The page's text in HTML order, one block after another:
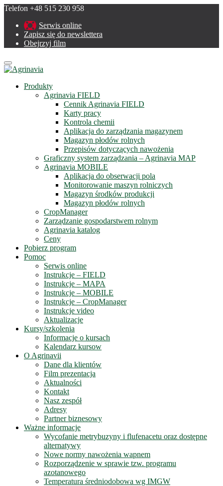
Telefon +48 515 230 958
Serwis online
Zapisz się do newslettera
Obejrzyj film
Menu
Produkty
Agrinavia FIELD
Cennik Agrinavia FIELD
Karty pracy
Kontrola chemii
Aplikacja do zarządzania magazynem
Magazyn płodów rolnych
Przepisów dotyczących nawożenia
Graficzny system zarządzania – Agrinavia MAP
Agrinavia MOBILE
Aplikacja do obserwacji pola
Monitorowanie maszyn rolniczych
Magazyn środków produkcji
Magazyn płodów rolnych
CropManager
Zarządzanie gospodarstwem rolnym
Agrinavia katalog
Ceny
Pobierz program
Pomoc
Serwis online
Instrukcje – FIELD
Instrukcje – MAPA
Instrukcje – MOBILE
Instrukcje – CropManager
Instrukcje video
Aktualizacje
Kursy/szkolenia
Informacje o kursach
Kalendarz kursow
O Agrinavii
Dane dla klientów
Film prezentacja
Aktualności
Kontakt
Nasz zespół
Adresy
Partner biznesowy
Ważne informacje
Wycofanie metrybuzyny i flufenacetu oraz dostępne
alternatywy
Nowe normy nawożenia wapnem
Rozporządzenie w sprawie tzw. programu
azotanowego
Temperatura średniodobowa wg IMGW